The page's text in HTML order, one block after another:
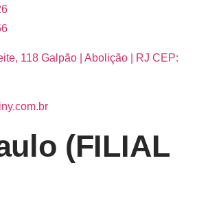
118 Galpão | Abolição | RJ CEP:
(FILIAL